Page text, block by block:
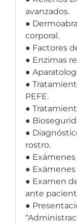
avanzados.
●
corporal.
● Factores
● Enzimas
●
●
PEFE.
●
●
●
rostro.
●
●
● Examen
ante
●